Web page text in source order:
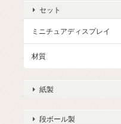
セット
ミニチュアディスプレイ
材質
紙製
段ボール製